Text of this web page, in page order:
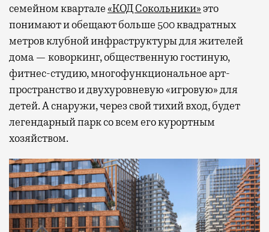
семейном квартале«КОД Сокольники»это
понимают и обещают больше 500 квадратных
метров клубной инфраструктуры для жителей
дома — коворкинг, общественную гостиную,
фитнес-студию, многофункциональное арт-
пространство и двухуровневую «игровую» для
детей. А снаружи, через свой тихий вход, будет
легендарный парк со всем его курортным
хозяйством.